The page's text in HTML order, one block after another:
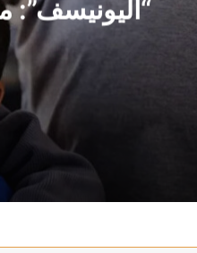
“اليونيسف”: مقتل 300 طفل في غزة خلال 300 يوم من وقف إطلاق النار